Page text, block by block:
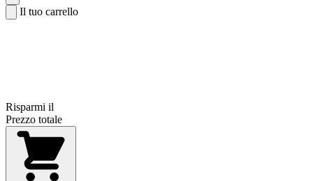
Il tuo carrello
Risparmi il
Prezzo totale